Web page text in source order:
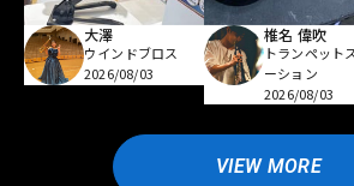
大澤
ウインドブロス
2026/08/03
椎名 偉吹
トランペット
ーション
2026/08/03
VIEW MORE